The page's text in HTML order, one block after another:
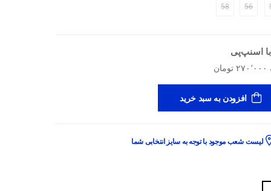
56
58
اسنپ‌پی
افزودن به سبد خرید
لیست شعب موجود با توجه به سایز انتخابی شما